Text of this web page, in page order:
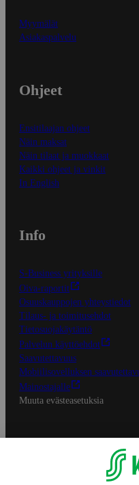
Myymälät
Asiakaspalvelu
Ohjeet
Ensitilaajan ohjeet
Näin maksat
Näin tilaat ja muokkaat
Kaikki ohjeet ja vinkit
In English
Info
S-Business yrityksille
Oiva-raportit
Osuuskauppojen yhteystiedot
Tilaus- ja toimitusehdot
Tietosuojakäytäntö
Palvelun käyttöehdot
Saavutettavuus
Mobiilisovelluksen
Mainostajalle
Muuta evästeasetuksia
S-ryhmän palvelut